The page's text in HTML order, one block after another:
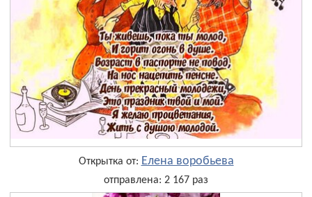
Открытка от: Елена воробьева
отправлена: 2 167 раз